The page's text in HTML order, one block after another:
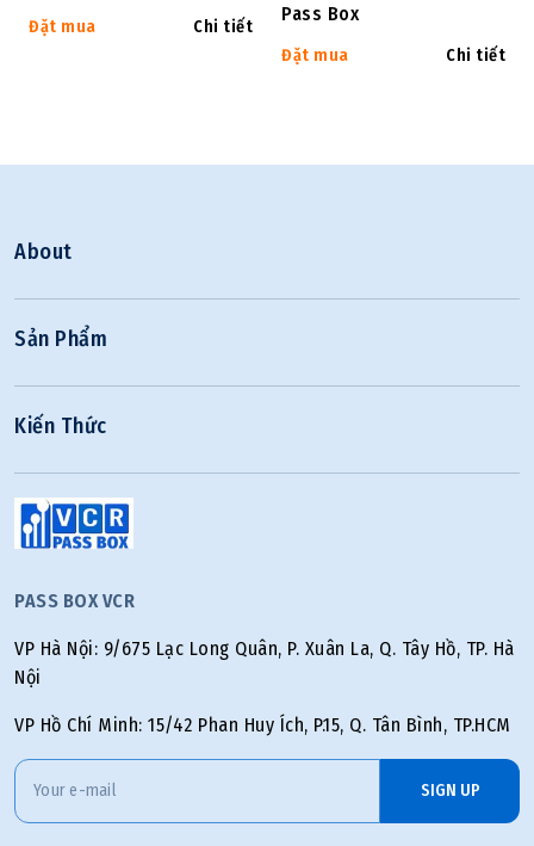
Đặt mua Chi tiết
Pass Box
Đặt mua Chi tiết
About
Sản Phẩm
Kiến Thức
PASS BOX VCR
VP Hà Nội: 9/675 Lạc Long Quân, P. Xuân La, Q. Tây Hồ, TP. Hà
Nội
VP Hồ Chí Minh: 15/42 Phan Huy Ích, P.15, Q. Tân Bình, TP.HCM
SIGN UP